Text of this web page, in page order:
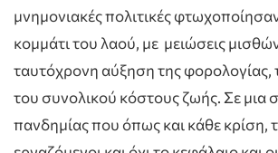
μνημονιακές πολιτικές
κομμάτι του λαού, με μειώσεις
ταυτόχρονη αύξηση της φορολογίας,
του συνολικού κόστους ζωής. Σε μια
πανδημίας που όπως και κάθε κρίση,